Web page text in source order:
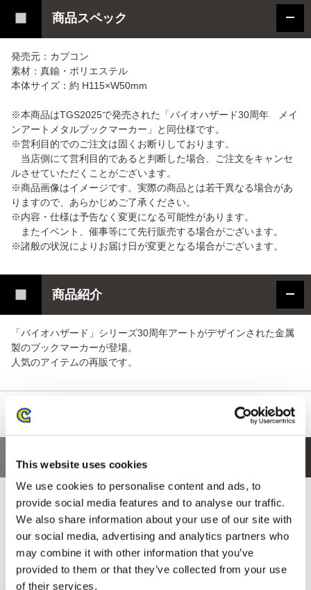
This website uses cookies
We use cookies to personalise content and ads, to
provide social media features and to analyse our traffic.
We also share information about your use of our site with
our social media, advertising and analytics partners who
may combine it with other information that you’ve
provided to them or that they’ve collected from your use
of their services.
商品スペック
発売元：カプコン
素材：真鍮・ポリエステル
本体サイズ：約 H115×W50mm
※本商品はTGS2025で発売された「バイオハザード30周年 メイ
ンアートメタルブックマーカー」と同仕様です。
※営利目的でのご注文は固くお断りしております。
当店側にて営利目的であると判断した場合、ご注文をキャンセ
ルさせていただくことがございます。
※商品画像はイメージです。実際の商品とは若干異なる場合があ
りますので、あらかじめご了承ください。
※内容・仕様は予告なく変更になる可能性があります。
またイベント、催事等にて先行販売する場合がございます。
※諸般の状況によりお届け日が変更となる場合がございます。
商品紹介
「バイオハザード」シリーズ30周年アートがデザインされた金属
製のブックマーカーが登場。
人気のアイテムの再販です。
あなたにおすすめの商品